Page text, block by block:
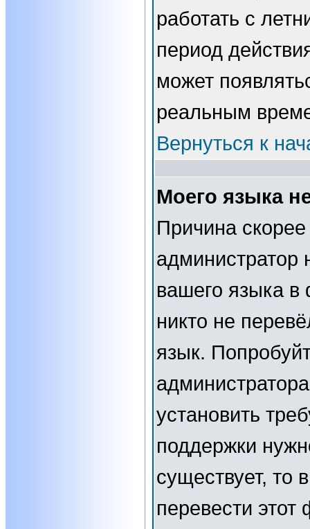
работать с
период
может
реальным
Вернуться к
Моего языка
Причина скорее
администратор
вашего языка
никто не
язык.
установить
поддержки
существует, то
перевести